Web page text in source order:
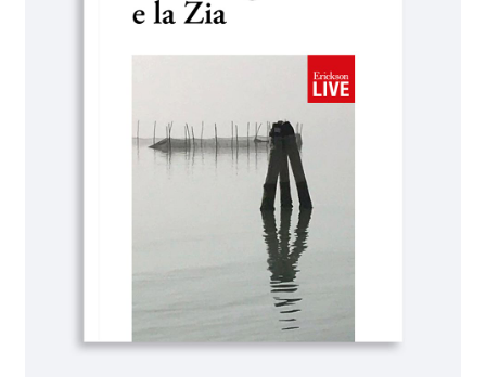
COME ACQUISTARE UN LIBRO ERICKSONLIVE?
IL MIO PROFILO